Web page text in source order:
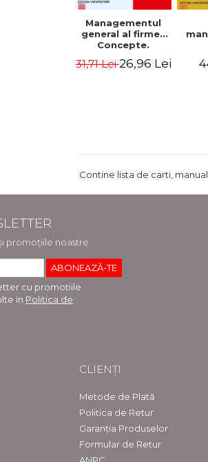
Managementul
general al firmei.
Concepte.
Modele
31,71 Lei26,96 Lei
Contine lista de carti,
promoțiile noastre
cu promotiile
in Politica de
CLIENȚI
Metode de Plată
Politica de Retur
Garanția Produselor
Formular de Retur
ANPC